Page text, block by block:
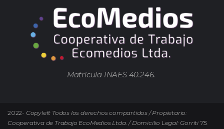
Matrícula INAES 40.246.
2022- Copyleft Todos los derechos compartidos / Propietario:
Cooperativa de Trabajo EcoMedios Ltda. / Domicilio Legal: Gorriti 75.